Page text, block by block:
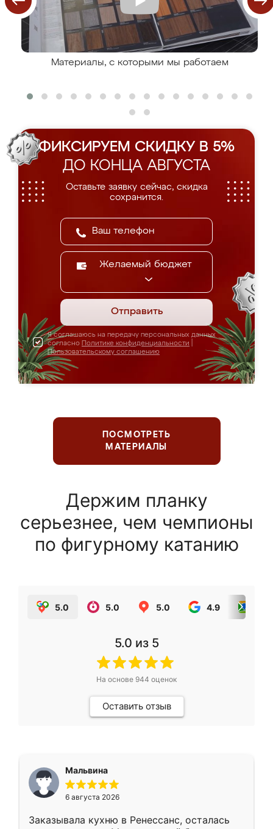
Материалы, с которыми мы работаем
ФИКСИРУЕМ СКИДКУ В 5%
ДО КОНЦА АВГУСТА
Оставьте заявку сейчас, скидка
сохранится.
Желаемый бюджет
Отправить
Я соглашаюсь на передачу персональных данных
согласно Политике конфиденциальности
Пользовательскому соглашению
ПОСМОТРЕТЬ
МАТЕРИАЛЫ
Держим планку
серьезнее, чем чемпионы
по фигурному катанию
5.0 5.0 5.0 4.9
5.0 из 5
На основе 944 оценок
Оставить отзыв
Мальвина
6 августа 2026
Заказывала кухню в Ренессанс, осталась